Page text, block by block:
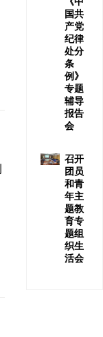
国共
产党
纪律
处分
条
例》
专题
辅导
报告
会
召开
团员
和青
年主
题教
育专
题组
织生
活会